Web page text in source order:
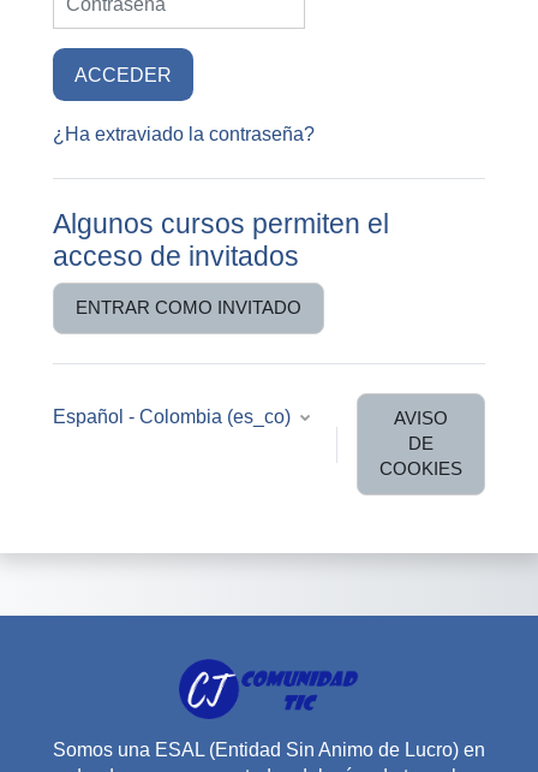
ACCEDER
¿Ha extraviado la contraseña?
Algunos cursos permiten el
acceso de invitados
ENTRAR COMO INVITADO
Español - Colombia ‎(es_co)‎
AVISO
DE
COOKIES
Somos una ESAL (Entidad Sin Animo de Lucro) en